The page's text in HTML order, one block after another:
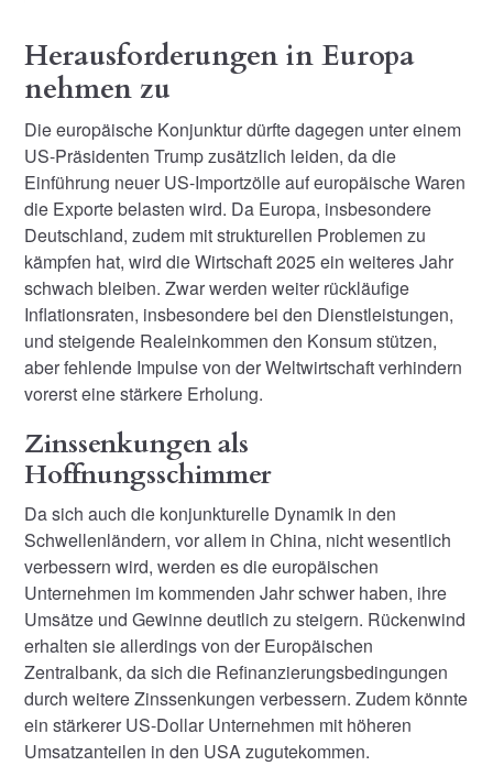
Herausforderungen in Europa
nehmen zu
Die europäische Konjunktur dürfte dagegen unter einem
US-Präsidenten Trump zusätzlich leiden, da die
Einführung neuer US-Importzölle auf europäische Waren
die Exporte belasten wird. Da Europa, insbesondere
Deutschland, zudem mit strukturellen Problemen zu
kämpfen hat, wird die Wirtschaft 2025 ein weiteres Jahr
schwach bleiben. Zwar werden weiter rückläufige
Inflationsraten, insbesondere bei den Dienstleistungen,
und steigende Realeinkommen den Konsum stützen,
aber fehlende Impulse von der Weltwirtschaft verhindern
vorerst eine stärkere Erholung.
Zinssenkungen als
Hoffnungsschimmer
Da sich auch die konjunkturelle Dynamik in den
Schwellenländern, vor allem in China, nicht wesentlich
verbessern wird, werden es die europäischen
Unternehmen im kommenden Jahr schwer haben, ihre
Umsätze und Gewinne deutlich zu steigern. Rückenwind
erhalten sie allerdings von der Europäischen
Zentralbank, da sich die Refinanzierungsbedingungen
durch weitere Zinssenkungen verbessern. Zudem könnte
ein stärkerer US-Dollar Unternehmen mit höheren
Umsatzanteilen in den USA zugutekommen.